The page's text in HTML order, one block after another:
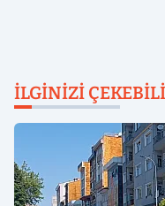
İLGINIZI